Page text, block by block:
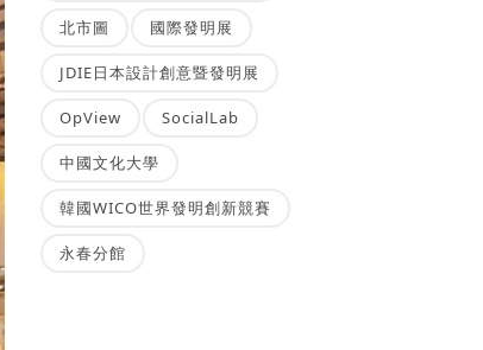
北市圖 國際發明展
JDIE日本設計創意暨發明展
OpView SocialLab
中國文化大學
韓國WICO世界發明創新競賽
永春分館